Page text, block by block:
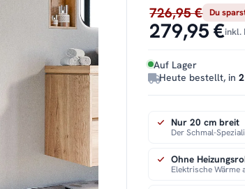
726,95 € Du
279,95 €inkl.
Auf Lager
Heute bestellt, in
Nur 20 cm breit
Der Schmal-
Ohne
Elektrische Wärme